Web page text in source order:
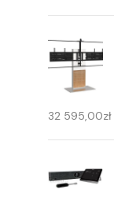
32 595,00zł